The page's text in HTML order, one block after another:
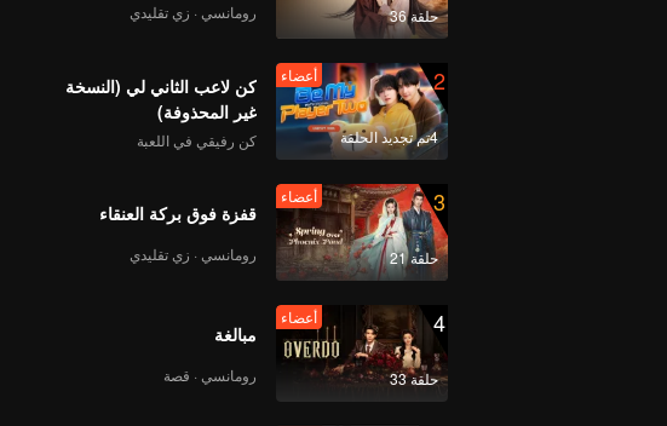
حلقة 36 رومانسي · زي تقليدي
2
4تم تجديد الحلقة
أعضاء
كن لاعب الثاني لي (النسخة
غير المحذوفة)
كن رفيقي في اللعبة
3
حلقة 21
أعضاء
قفزة فوق بركة العنقاء
رومانسي · زي تقليدي
4
حلقة 33
أعضاء
مبالغة
رومانسي · قصة